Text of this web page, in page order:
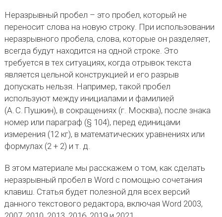
Неразрывный пробел – это пробел, который не
переносит слова на новую строку. При использовании
неразрывного пробела, слова, которые он разделяет,
всегда будут находится на одной строке. Это
требуется в тех ситуациях, когда отрывок текста
является цельной конструкцией и его разрыв
допускать нельзя. Например, такой пробел
используют между инициалами и фамилией
(А. С. Пушкин), в сокращениях (г. Москва), после знака
номер или параграф (§ 104), перед единицами
измерения (12 кг), в математических уравнениях или
формулах (2 + 2) и т. д.
В этом материале мы расскажем о том, как сделать
неразрывный пробел в Word с помощью сочетания
клавиш. Статья будет полезной для всех версий
данного текстового редактора, включая Word 2003,